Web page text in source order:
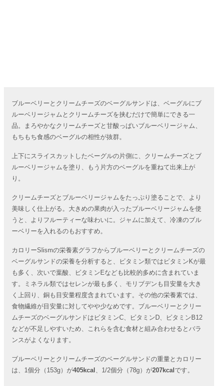
ブルーベリーとクリームチーズのベーグルサンドは、ベーグルにブ
ルーベリージャムとクリームチーズを挟むだけで簡単にできる一
品。まろやかなクリームチーズと甘酸っぱいブルーベリージャム、
もちもち食感のベーグルの相性が抜群。
上下にスライスカットしたベーグルの片側に、クリームチーズとブ
ルーベリージャムを塗り、もう片方のベーグルを重ねて出来上が
り。
クリームチーズとブルーベリージャムをたっぷり塗ることで、より
美味しく仕上がる。大きめの果肉が入ったブルーベリージャムを使
うと、よりフルーティーな味わいに。ジャムに加えて、冷凍のブル
ーベリーを入れるのもおすすめ。
カロリーSlismの栄養素グラフからブルーベリーとクリームチーズの
ベーグルサンドの栄養を分析すると、ビタミン類ではビタミンKが最
も多く、次いで葉酸、ビタミンEなども比較的多めに含まれていま
す。ミネラル類ではセレンが最も多く、モリブデンも目安量を大き
く上回り、銅も目安量程度含まれています。その他の栄養素では、
食物繊維が目安量に対してやや少なめです。ブルーベリーとクリー
ムチーズのベーグルサンドはビタミンC、ビタミンD、ビタミンB12
などが不足しやすいため、これらを含む食材と組み合わせるとバラ
ンスがよくなります。
ブルーベリーとクリームチーズのベーグルサンドの重量とカロリー
は、1個分（153g）が405kcal 、1/2個分（78g）が207kcal です。